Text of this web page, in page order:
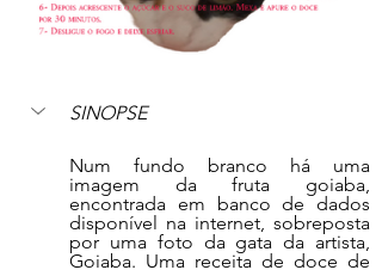
SINOPSE
Num fundo branco há uma
imagem da fruta goiaba,
encontrada em banco de dados
disponível na internet, sobreposta
por uma foto da gata da artista,
Goiaba. Uma receita de doce de